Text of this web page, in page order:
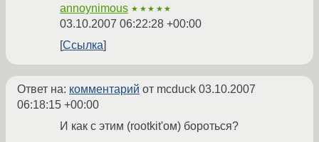
annoynimous ★★★★★
03.10.2007 06:22:28 +00:00
Ссылка
Ответ на: комментарий от mcduck 03.10.2007
06:18:15 +00:00
И как с этим (rootkit'ом) бороться?